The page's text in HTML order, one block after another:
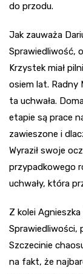
do przodu.
Jak zauważa
Sprawiedliwość,
Krzystek miał
osiem lat. Radny
ta uchwała.
etapie są prace
zawieszone i
Wyraził swoje
przypadkowego
uchwały, która
Z kolei
Sprawiedliwości,
Szczecinie
na fakt, że